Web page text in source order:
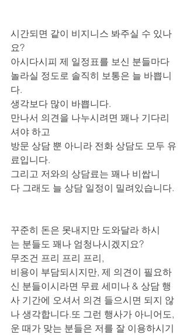
시간되면 같이 비지니스 봐주실 수 있나
요?
아시다시피 제 일정표를 보신 분들마다
놀라실 정도로 솔직히 보통은 늘 바쁩니
다.
생각보다 많이 바쁩니다.
만나서 의견을 나누시려면 꽤나 기다리
셔야 하고
방문 상담 뿐 아니라 전화 상담도 모두 유
료입니다.
그리고 저와의 상담료는 꽤나 비쌉니
다 그래도 늘 상담 일정이 밀려있습니다.
꾸준히 돈은 못내지만 도와달라 하시
는 분들도 꽤나 엄청나시겠지요?
무조건 프리 프리 프리,
비용이 부담되시지만, 제 의견이 필요하
신 분들이시라면 무료 세미나 & 상담 행
사 기간에 오셔서 의견 들으시면 되지 않
나 생각합니다.또 그런 행사가 아니어도,
운 때가 맞는 분들은 저를 잘 이용하시기